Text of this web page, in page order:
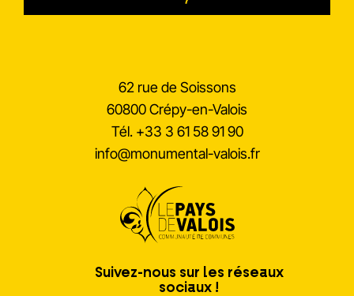
62 rue de Soissons
60800 Crépy-en-Valois
Tél. +33 3 61 58 91 90
info@monumental-valois.fr
Suivez-nous sur les réseaux
sociaux !